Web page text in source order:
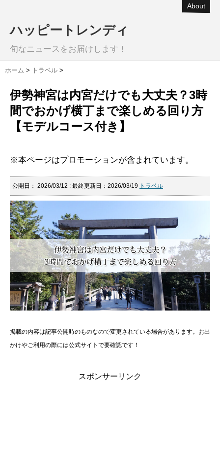
About
ハッピートレンディ
旬なニュースをお届けします！
ホーム > トラベル >
伊勢神宮は内宮だけでも大丈夫？3時
間でおかげ横丁まで楽しめる回り方
【モデルコース付き】
※本ページはプロモーションが含まれています。
公開日： 2026/03/12 : 最終更新日：2026/03/19 トラベル
掲載の内容は記事公開時のものなので変更されている場合があります。お出
かけやご利用の際には公式サイトで要確認です！
スポンサーリンク